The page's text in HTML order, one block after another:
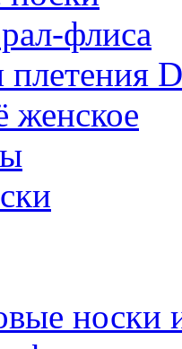
флиса
плетения
женское
носки